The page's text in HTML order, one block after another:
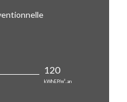
120
kWhEP/m².an